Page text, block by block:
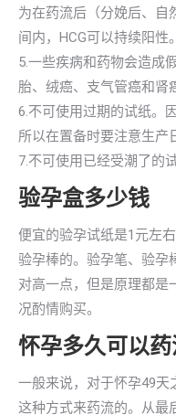
为在药流后（分娩后、自
间内，HCG可以持续阳性。
5.一些疾病和药物会造成
胎、绒癌、支气管癌和肾
6.不可使用过期的试纸。
所以在置备时要注意生产
7.不可使用已经受潮了的试
验孕盒多少钱
便宜的验孕试纸是1元左
验孕棒的。验孕笔、验孕
对高一点，但是原理都是
况酌情购买。
怀孕多久可以
一般来说，对于怀孕49天
这种方式来药流的。从最